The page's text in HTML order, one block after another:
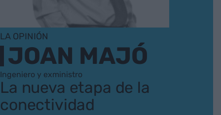
LA OPINIÓN
JOAN MAJÓ
Ingeniero y exministro
La nueva etapa de la
conectividad